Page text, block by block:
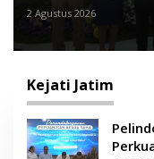
Kejati Jatim